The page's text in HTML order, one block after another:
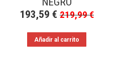
193,59 € 219,99€
Añadir al carrito